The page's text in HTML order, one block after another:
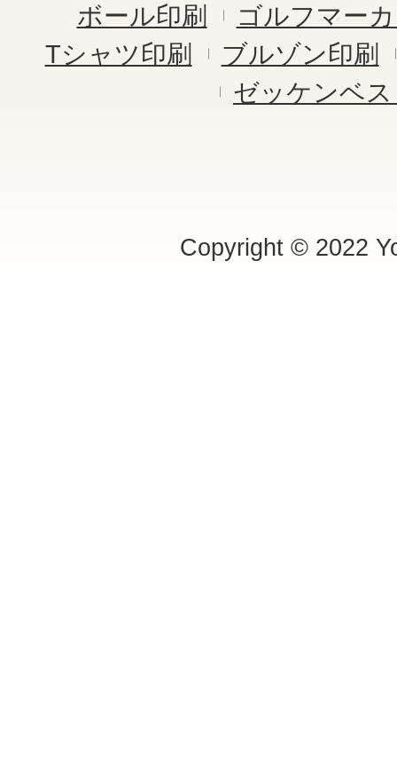
ボール印刷
ゴルフマー
Tシャツ印刷
ブルゾン印刷
ゼッケンベ
Copyright © 2022